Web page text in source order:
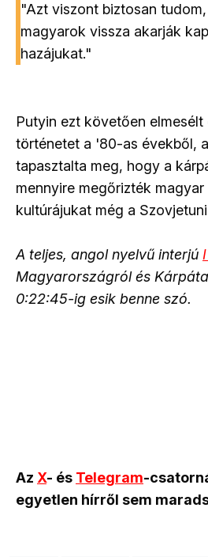
"Azt viszont biztosan
magyarok vissza akarják
hazájukat."
Putyin ezt követően elmesélt
történetet a '80-as évekből,
tapasztalta meg, hogy a
mennyire megőrizték
kultúrájukat még a
A teljes, angol nyelvű interjú
Magyarországról és
0:22:45-ig esik benne szó.
Az X- és Telegram-
egyetlen hírről sem